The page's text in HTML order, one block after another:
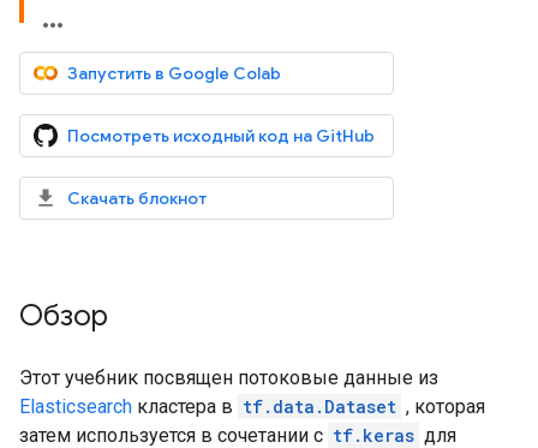
Запустить в Google Colab
Посмотреть исходный код на GitHub
Скачать блокнот
Обзор
Этот учебник посвящен потоковые данные из
Elasticsearch кластера в tf.data.Dataset , которая
затем используется в сочетании с tf.keras для